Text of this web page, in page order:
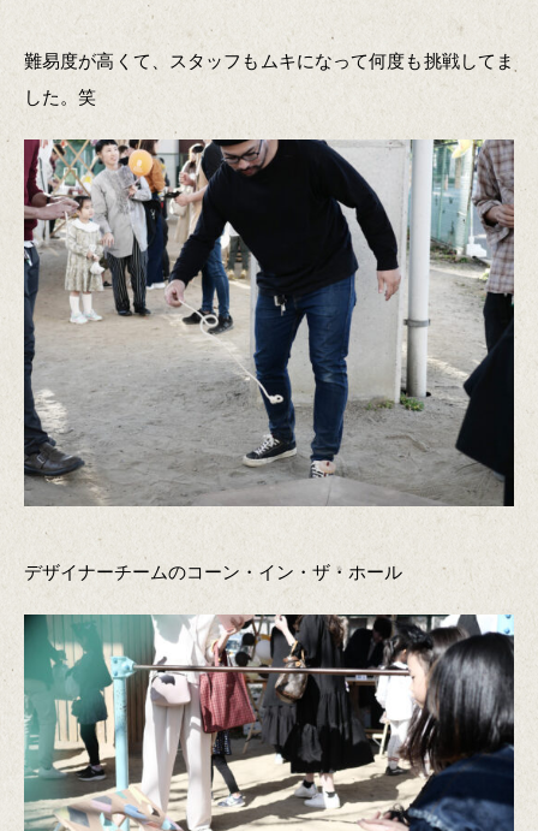
難易度が高くて、スタッフもムキになって何度も挑戦してま
した。笑
デザイナーチームのコーン・イン・ザ・ホール